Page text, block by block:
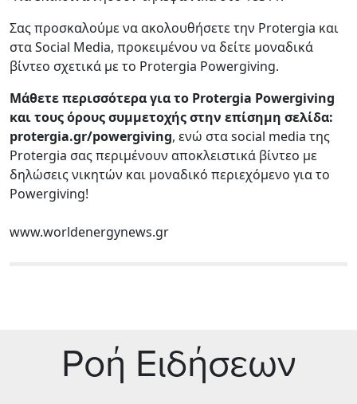
Σας προσκαλούμε να ακολουθήσετε την Protergia και
στα Social Media, προκειμένου να δείτε μοναδικά
βίντεο σχετικά με το Protergia Powergiving.
Μάθετε περισσότερα για το Protergia Powergiving
και τους όρους συμμετοχής στην επίσημη σελίδα:
protergia.gr/powergiving, ενώ στα social media της
Protergia σας περιμένουν αποκλειστικά βίντεο με
δηλώσεις νικητών και μοναδικό περιεχόμενο για το
Powergiving!
www.worldenergynews.gr
Ρoή Ειδήσεων